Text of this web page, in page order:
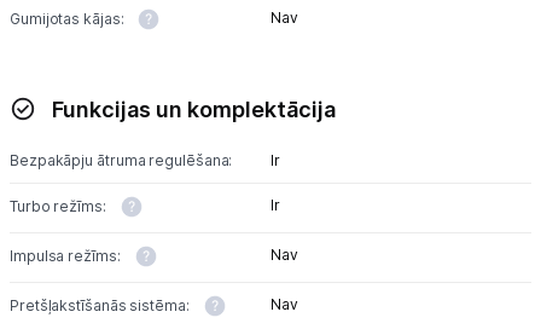
Kontakti
Gumijotas kājas: Nav
Funkcijas un komplektācija
Bezpakāpju ātruma regulēšana: Ir
Turbo režīms: Ir
Impulsa režīms: Nav
Pretšļakstīšanās sistēma: Nav